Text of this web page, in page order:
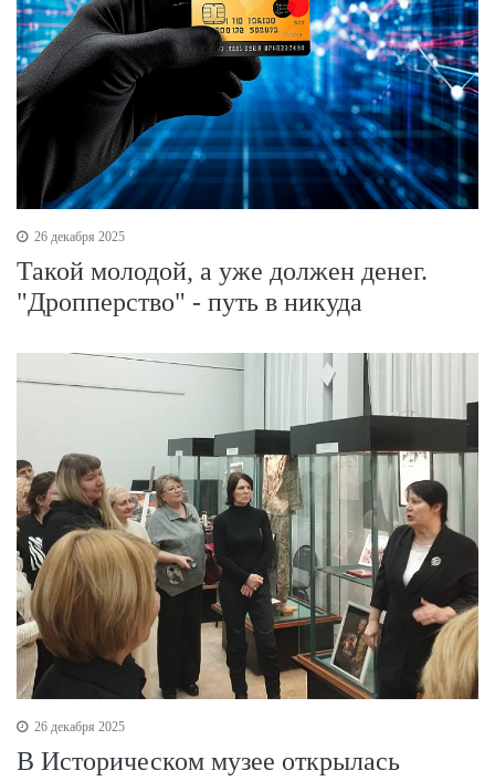
26 декабря 2025
Такой молодой, а уже должен денег.
"Дропперство" - путь в никуда
26 декабря 2025
В Историческом музее открылась